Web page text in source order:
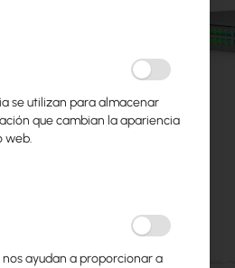
se utilizan para almacenar
que cambian la apariencia
web.
ayudan a proporcionar a